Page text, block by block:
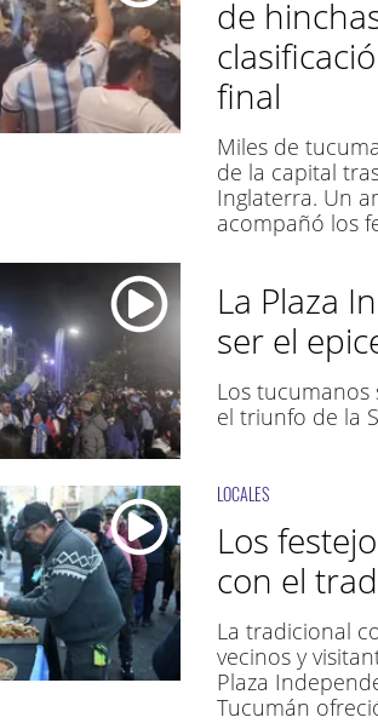
de
final
Miles de
de la capital
Inglaterra. Un
acompañó los
La Plaza
ser el
Los tucumanos
el triunfo de la
LOCALES
Los
con el
La tradicional
vecinos y
Plaza
Tucumán